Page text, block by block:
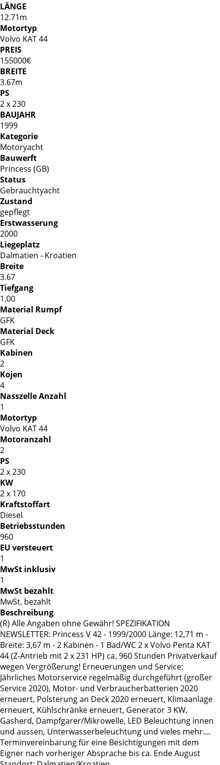
LÄNGE
12.71m
Motortyp
Volvo KAT 44
PREIS
155000€
BREITE
3.67m
PS
2 x 230
BAUJAHR
1999
Kategorie
Motoryacht
Bauwerft
Princess (GB)
Status
Gebrauchtyacht
Zustand
gepflegt
Erstwasserung
2000
Liegeplatz
Dalmatien - Kroatien
Breite
3.67
Tiefgang
1.00
Material Rumpf
GFK
Material Deck
GFK
Kabinen
2
Kojen
4
Nasszelle Anzahl
1
Motortyp
Volvo KAT 44
Motoranzahl
2
PS
2 x 230
KW
2 x 170
Kraftstoffart
Diesel
Betriebsstunden
960
EU versteuert
1
MwSt inklusiv
1
MwSt bezahlt
MwSt. bezahlt
Beschreibung
(R) Alle Angaben ohne Gewähr! SPEZIFIKATION
NEWSLETTER: Princess V 42 - 1999/2000 Länge: 12,71 m -
Breite: 3,67 m - 2 Kabinen - 1 Bad/WC 2 x Volvo Penta KAT
44 (Z-Antrieb mit 2 x 231 HP) ca. 960 Stunden Privatverkauf
wegen Vergrößerung! Erneuerungen und Service:
Jährliches Motorservice regelmäßig durchgeführt (großer
Service 2020), Motor- und Verbraucherbatterien 2020
erneuert, Polsterung an Deck 2020 erneuert, Klimaanlage
erneuert, Kühlschränke erneuert, Generator 3 KW,
Gasherd, Dampfgarer/Mikrowelle, LED Beleuchtung innen
und aussen, Unterwasserbeleuchtung und vieles mehr....
Terminvereinbarung für eine Besichtigungen mit dem
Eigner nach vorheriger Absprache bis ca. Ende August